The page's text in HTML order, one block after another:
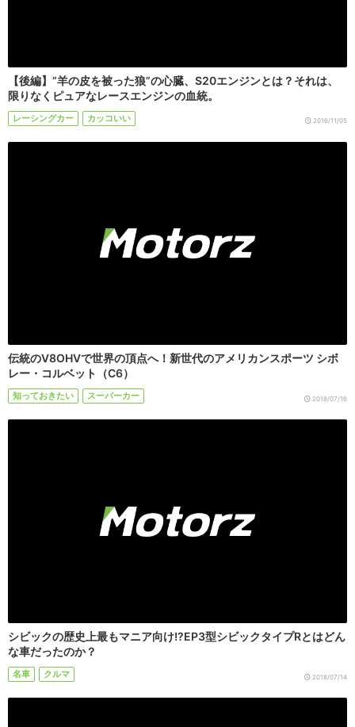
【後編】”羊の皮を被った狼”の心臓、S20エンジンとは？それは、
限りなくピュアなレースエンジンの血統。
レーシングカー カッコいい 2016/11/05
伝統のV8OHVで世界の頂点へ！新世代のアメリカンスポーツ シボ
レー・コルベット（C6）
知っておきたい スーパーカー 2018/07/16
シビックの歴史上最もマニア向け!?EP3型シビックタイプRとはどん
な車だったのか？
名車 クルマ 2018/07/14